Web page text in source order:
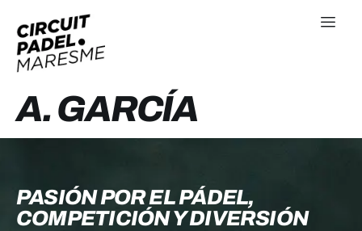
A. GARCÍA
PASIÓN POR EL PÁDEL,
COMPETICIÓN Y DIVERSIÓN